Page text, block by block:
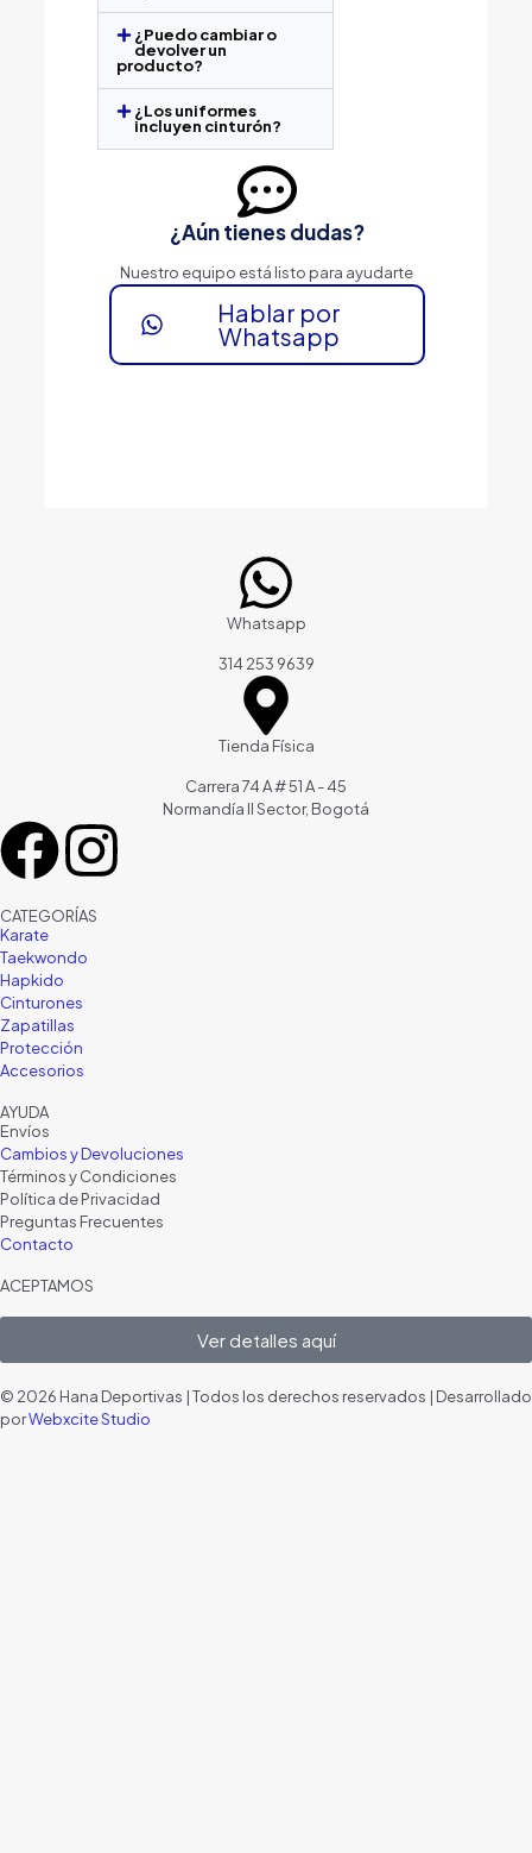
¿Puedo cambiar o
devolver un
producto?
¿Los uniformes
incluyen cinturón?
¿Aún tienes dudas?
Nuestro equipo está listo para ayudarte
Hablar por
Whatsapp
Whatsapp
314 253 9639
Tienda Física
Carrera 74 A # 51 A - 45
Normandía II Sector, Bogotá
CATEGORÍAS
Karate
Taekwondo
Hapkido
Cinturones
Zapatillas
Protección
Accesorios
AYUDA
Envíos
Cambios y Devoluciones
Términos y Condiciones
Política de Privacidad
Preguntas Frecuentes
Contacto
ACEPTAMOS
Ver detalles aquí
© 2026 Hana Deportivas | Todos los derechos reservados | Desarrollado
porWebxcite Studio